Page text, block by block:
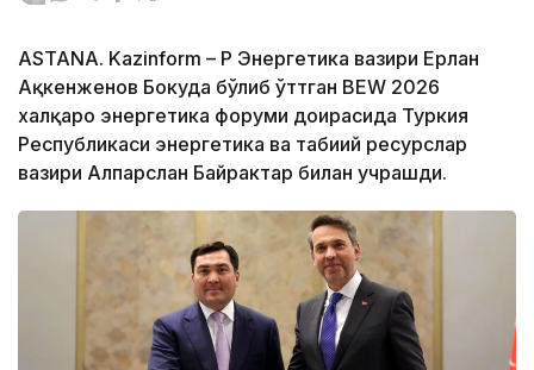
ASTANA. Kazinform – ҚР Энергетика вазири Ерлан
Ақкенженов Бокуда бўлиб ўттган BEW 2026
халқаро энергетика форуми доирасида Туркия
Республикаси энергетика ва табиий ресурслар
вазири Алпарслан Байрактар билан учрашди.